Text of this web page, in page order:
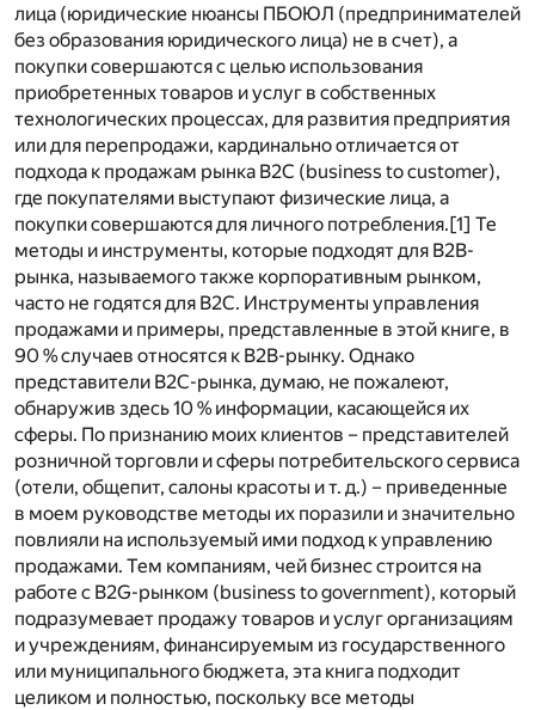
лица (юридические нюансы ПБОЮЛ (предпринимателей
без образования юридического лица) не в счет), а
покупки совершаются с целью использования
приобретенных товаров и услуг в собственных
технологических процессах, для развития предприятия
или для перепродажи, кардинально отличается от
подхода к продажам рынка B2C (business to customer),
где покупателями выступают физические лица, а
покупки совершаются для личного потребления.[1] Те
методы и инструменты, которые подходят для B2B-
рынка, называемого также корпоративным рынком,
часто не годятся для B2C. Инструменты управления
продажами и примеры, представленные в этой книге, в
90 % случаев относятся к B2B-рынку. Однако
представители B2C-рынка, думаю, не пожалеют,
обнаружив здесь 10 % информации, касающейся их
сферы. По признанию моих клиентов – представителей
розничной торговли и сферы потребительского сервиса
(отели, общепит, салоны красоты и т. д.) – приведенные
в моем руководстве методы их поразили и значительно
повлияли на используемый ими подход к управлению
продажами. Тем компаниям, чей бизнес строится на
работе с B2G-рынком (business to government), который
подразумевает продажу товаров и услуг организациям
и учреждениям, финансируемым из государственного
или муниципального бюджета, эта книга подходит
целиком и полностью, поскольку все методы